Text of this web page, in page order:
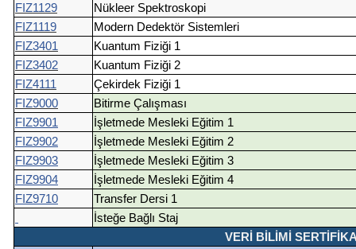
FIZ1129
Nükleer Spektroskopi
FIZ1119
Modern Dedektör Sistemleri
FIZ3401
Kuantum Fiziği 1
FIZ3402
Kuantum Fiziği 2
FIZ4111
Çekirdek Fiziği 1
FIZ9000
Bitirme Çalışması
FIZ9901
İşletmede Mesleki Eğitim 1
FIZ9902
İşletmede Mesleki Eğitim 2
FIZ9903
İşletmede Mesleki Eğitim 3
FIZ9904
İşletmede Mesleki Eğitim 4
FIZ9710
Transfer Dersi 1
İsteğe Bağlı Staj
VERİ BİLİMİ